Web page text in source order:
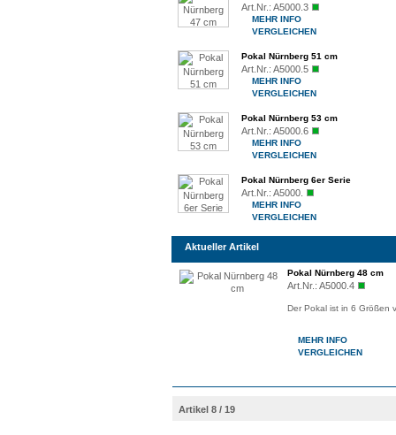
Art.Nr.: A5000.3
MEHR INFO
VERGLEICHEN
Pokal Nürnberg 51 cm
Art.Nr.: A5000.5
MEHR INFO
VERGLEICHEN
Pokal Nürnberg 53 cm
Art.Nr.: A5000.6
MEHR INFO
VERGLEICHEN
Pokal Nürnberg 6er Serie
Art.Nr.: A5000.
MEHR INFO
VERGLEICHEN
Aktueller Artikel
Pokal Nürnberg 48 cm
Art.Nr.: A5000.4
Der Pokal ist in 6 Größen
MEHR INFO
VERGLEICHEN
Artikel 8 / 19